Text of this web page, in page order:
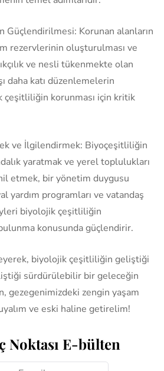
Güçlendirilmesi: Korunan alanların
rezervlerinin oluşturulması ve
ve nesli tükenmekte olan
daha katı düzenlemelerin
çeşitliliğin korunması için kritik
ve İlgilendirmek: Biyoçeşitliliğin
yaratmak ve yerel toplulukları
etmek, bir yönetim duygusu
yardım programları ve vatandaş
biyolojik çeşitliliğin
konusunda güçlendirir.
biyolojik çeşitliliğin geliştiği
sürdürülebilir bir geleceğin
gezegenimizdeki zengin yaşam
ve eski haline getirelim!
Noktası E-bülten